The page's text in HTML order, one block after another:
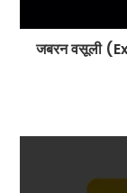
जबरन वसूली